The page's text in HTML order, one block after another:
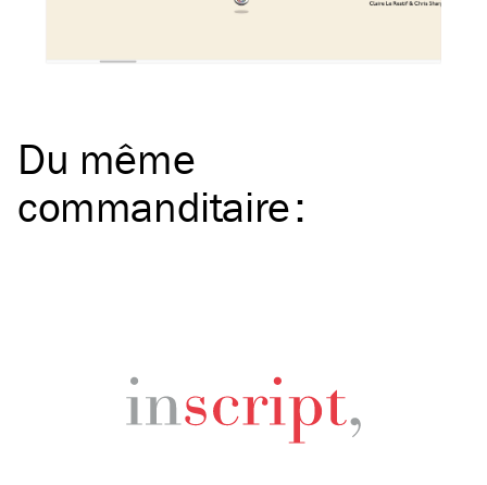
Du même
commanditaire: